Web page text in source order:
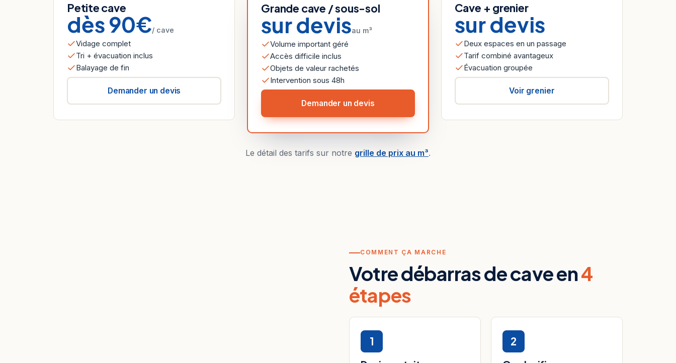
Petite cave
dès 90€/ cave
Vidage complet
Tri + évacuation inclus
Balayage de fin
Demander un devis
Grande cave / sous-sol
sur devisau m³
Volume important géré
Accès difficile inclus
Objets de valeur rachetés
Intervention sous 48h
Demander un devis
Cave + grenier
sur devis
Deux espaces en un passage
Tarif combiné avantageux
Évacuation groupée
Voir grenier
Le détail des tarifs sur notre grille de prix au m³.
COMMENT ÇA MARCHE
Votre débarras de cave en4
étapes
1 2